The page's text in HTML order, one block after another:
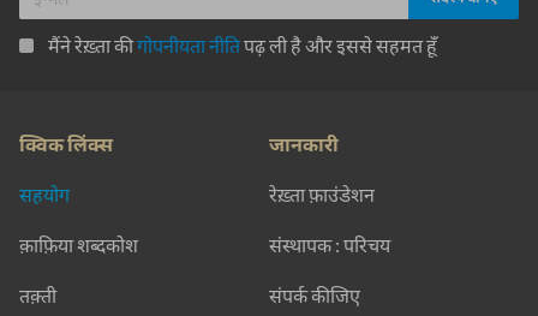
मैंने रेख़्ता कीगोपनीयता नीतिपढ़ ली है और इससे सहमत हूँ
क्विक लिंक्स
सहयोग
क़ाफ़िया शब्दकोश
तक़्ती
जानकारी
रेख़्ता फ़ाउंडेशन
संस्थापक : परिचय
संपर्क कीजिए